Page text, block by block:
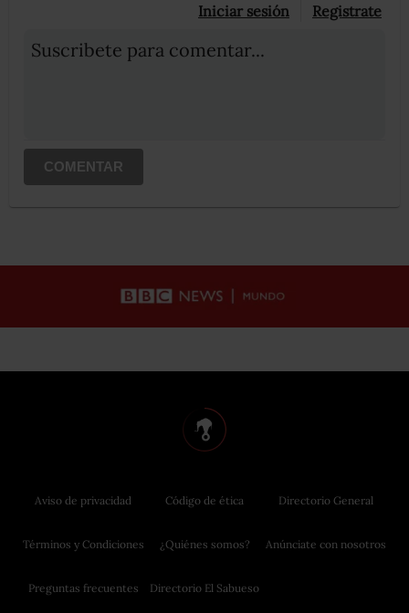
Iniciar sesión Registrate
Suscribete para comentar...
COMENTAR
Aviso de privacidad
Términos y Condiciones
Preguntas frecuentes
Código de ética
¿Quiénes somos?
Directorio El Sabueso
Directorio General
Anúnciate con nosotros